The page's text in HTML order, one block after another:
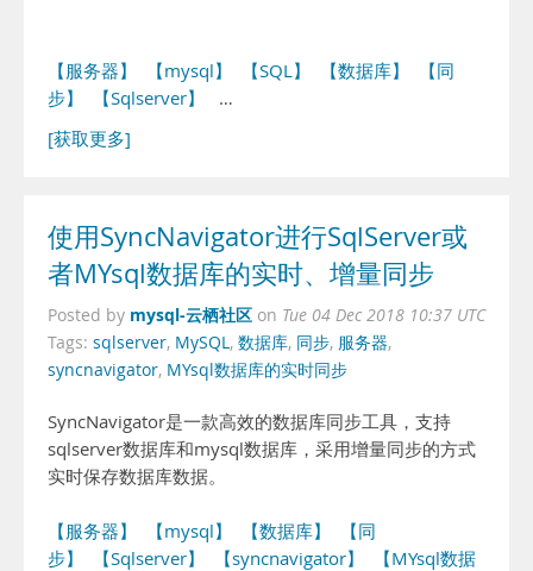
【服务器】 【mysql】 【SQL】 【数据库】
【同
步】
【Sqlserver】
…
[获取更多]
使用SyncNavigator进行SqlServer或
者MYsql数据库的实时、增量同步
Posted by mysql-云栖社区 on Tue 04 Dec 2018 10:37 UTC
Tags: sqlserver, MySQL, 数据库, 同步, 服务器,
syncnavigator, MYsql数据库的实时同步
SyncNavigator是一款高效的数据库同步工具，支持
sqlserver数据库和mysql数据库，采用增量同步的方式
实时保存数据库数据。
【服务器】 【mysql】 【数据库】
【同
步】
【Sqlserver】 【syncnavigator】
【MYsql数据